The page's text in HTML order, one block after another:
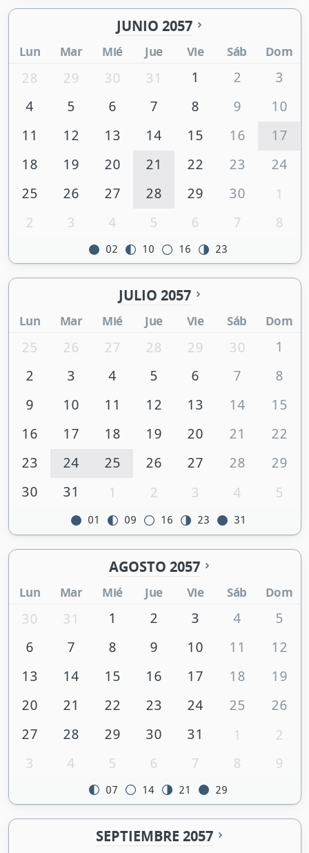
JUNIO 2057
Lun Mar Mié Jue Vie Sáb Dom
28 29 30 31 1 2
3
4
5 6 7 8 9
10
11
12 13 14 15 16
17
18
19 20 21 22 23
24
25
26 27 28 29 30
1
2
3 4 5 6 7 8
02 10 16 23
JULIO 2057
Lun Mar Mié Jue Vie Sáb Dom
25 26 27 28 29 30
1
2
3 4 5 6 7
8
9
10 11 12 13 14
15
16
17 18 19 20 21
22
23
24 25 26 27 28
29
30
31 1 2 3 4 5
01 09 16 23 31
AGOSTO 2057
Lun Mar Mié Jue Vie Sáb Dom
30 31 1 2 3 4
5
6
7 8 9 10 11
12
13
14 15 16 17 18
19
20
21 22 23 24 25
26
27
28 29 30 31 1
2
3
4 5 6 7 8 9
07 14 21 29
SEPTIEMBRE 2057